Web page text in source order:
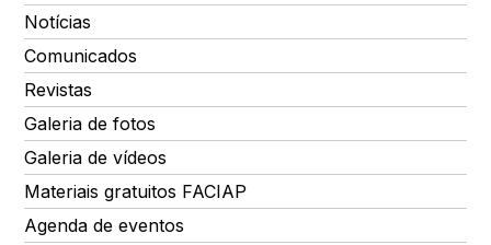
Notícias
Comunicados
Revistas
Galeria de fotos
Galeria de vídeos
Materiais gratuitos FACIAP
Agenda de eventos